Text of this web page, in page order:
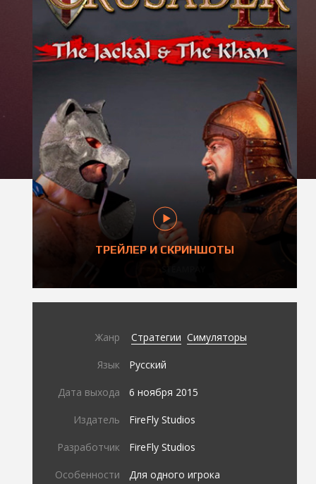
ТРЕЙЛЕР И СКРИНШОТЫ
Жанр Стратегии Симуляторы
Язык Русский
Дата выхода 6 ноября 2015
Издатель FireFly Studios
Разработчик FireFly Studios
Особенности
Для одного игрока